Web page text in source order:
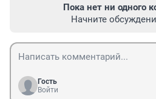
Пока нет ни одного
Начните
Гость
Войти